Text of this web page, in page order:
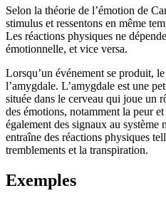
Selon la théorie de l’émotion de
stimulus et ressentons en même
Les réactions physiques ne
émotionnelle, et vice versa.
Lorsqu’un événement se produit,
l’amygdale. L’amygdale est une
située dans le cerveau qui joue un
des émotions, notamment la peur
également des signaux au système
entraîne des réactions physiques
tremblements et la transpiration.
Exemples